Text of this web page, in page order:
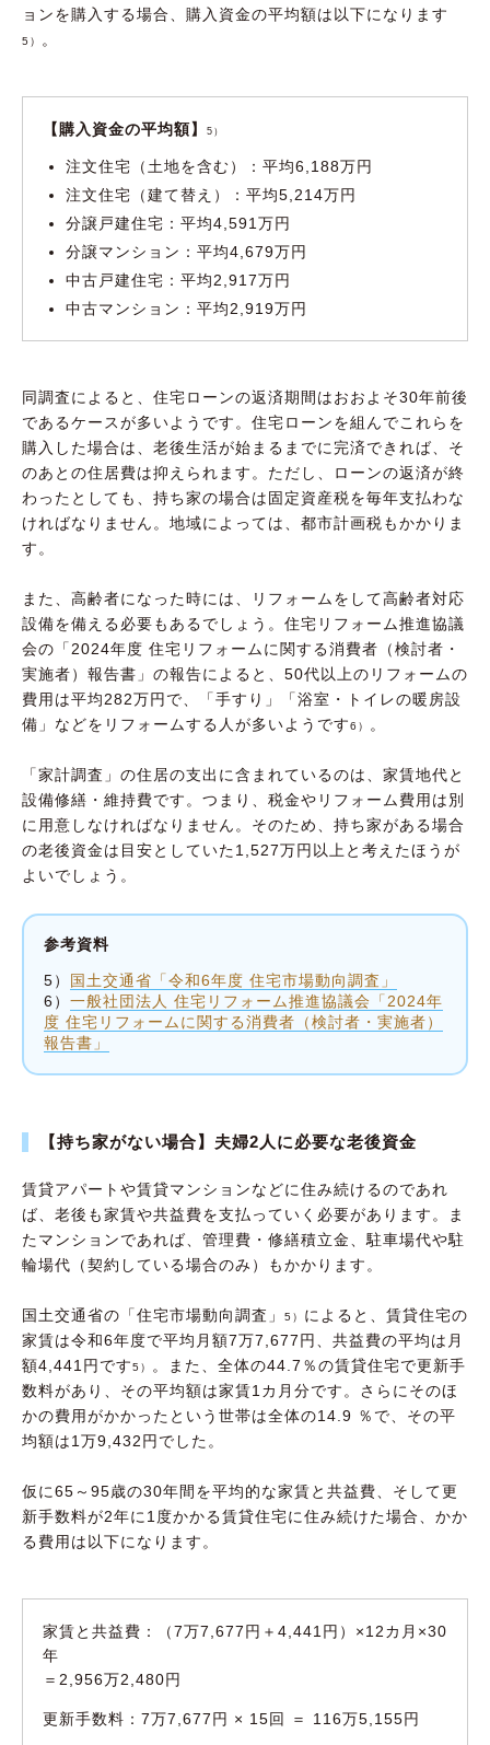
ョンを購入する場合、購入資金の平均額は以下になります
5） 。
【購入資金の平均額】5）
注文住宅（土地を含む）：平均6,188万円
注文住宅（建て替え）：平均5,214万円
分譲戸建住宅：平均4,591万円
分譲マンション：平均4,679万円
中古戸建住宅：平均2,917万円
中古マンション：平均2,919万円
同調査によると、住宅ローンの返済期間はおおよそ30年前後
であるケースが多いようです。住宅ローンを組んでこれらを
購入した場合は、老後生活が始まるまでに完済できれば、そ
のあとの住居費は抑えられます。ただし、ローンの返済が終
わったとしても、持ち家の場合は固定資産税を毎年支払わな
ければなりません。地域によっては、都市計画税もかかりま
す。
また、高齢者になった時には、リフォームをして高齢者対応
設備を備える必要もあるでしょう。住宅リフォーム推進協議
会の「2024年度 住宅リフォームに関する消費者（検討者・
実施者）報告書」の報告によると、50代以上のリフォームの
費用は平均282万円で、「手すり」「浴室・トイレの暖房設
備」などをリフォームする人が多いようです6） 。
「家計調査」の住居の支出に含まれているのは、家賃地代と
設備修繕・維持費です。つまり、税金やリフォーム費用は別
に用意しなければなりません。そのため、持ち家がある場合
の老後資金は目安としていた1,527万円以上と考えたほうが
よいでしょう。
参考資料
5）
国土交通省「令和6年度 住宅市場動向調査」
6） 一般社団法人 住宅リフォーム推進協議会「2024年
度 住宅リフォームに関する消費者（検討者・実施者）
報告書」
【持ち家がない場合】夫婦2人に必要な老後資金
賃貸アパートや賃貸マンションなどに住み続けるのであれ
ば、老後も家賃や共益費を支払っていく必要があります。ま
たマンションであれば、管理費・修繕積立金、駐車場代や駐
輪場代（契約している場合のみ）もかかります。
国土交通省の「住宅市場動向調査」 5） によると、賃貸住宅の
家賃は令和6年度で平均月額7万7,677円、共益費の平均は月
額4,441円です5） 。また、全体の44.7％の賃貸住宅で更新手
数料があり、その平均額は家賃1カ月分です。さらにそのほ
かの費用がかかったという世帯は全体の14.9 ％で、その平
均額は1万9,432円でした。
仮に65～95歳の30年間を平均的な家賃と共益費、そして更
新手数料が2年に1度かかる賃貸住宅に住み続けた場合、かか
る費用は以下になります。
家賃と共益費：（7万7,677円＋4,441円）×12カ月×30
年
＝2,956万2,480円
更新手数料：7万7,677円 × 15回 ＝ 116万5,155円